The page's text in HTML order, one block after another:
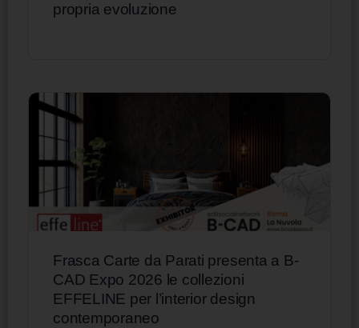
propria evoluzione
Frasca Carte da Parati presenta a B-
CAD Expo 2026 le collezioni
EFFELINE per l’interior design
contemporaneo